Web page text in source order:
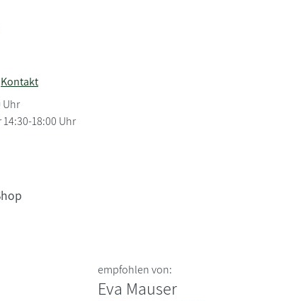
Kontakt
Uhr
18:00 Uhr
empfohlen von:
Eva Mauser